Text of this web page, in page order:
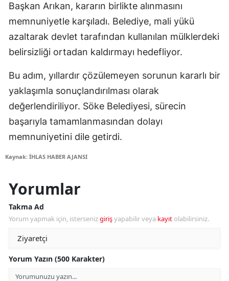
Başkan Arıkan, kararın birlikte alınmasını
memnuniyetle karşıladı. Belediye, mali yükü
azaltarak devlet tarafından kullanılan mülklerdeki
belirsizliği ortadan kaldırmayı hedefliyor.
Bu adım, yıllardır çözülemeyen sorunun kararlı bir
yaklaşımla sonuçlandırılması olarak
değerlendiriliyor. Söke Belediyesi, sürecin
başarıyla tamamlanmasından dolayı
memnuniyetini dile getirdi.
Kaynak: İHLAS HABER AJANSI
Yorumlar
Takma Ad
Yorum yapmak için, istersenizgirişyapabilir veya kayıt olabilirsiniz.
Yorum Yazın (500 Karakter)